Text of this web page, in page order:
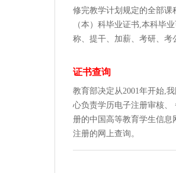
修完教学计划规定的全部
（本）科毕业证书,本科毕
称、提干、加薪、考研、考
证书查询
教育部决定从2001年开始,
心负责学历电子注册审核、
册的中国高等教育学生信息
注册的网上查询。